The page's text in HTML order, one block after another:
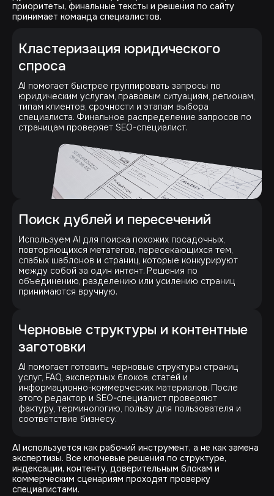
приоритеты, финальные тексты и решения по сайту
принимает команда специалистов.
Кластеризация юридического
спроса
AI помогает быстрее группировать запросы по
юридическим услугам, правовым ситуациям, регионам,
типам клиентов, срочности и этапам выбора
специалиста. Финальное распределение запросов по
страницам проверяет SEO-специалист.
Поиск дублей и пересечений
Используем AI для поиска похожих посадочных,
повторяющихся метатегов, пересекающихся тем,
слабых шаблонов и страниц, которые конкурируют
между собой за один интент. Решения по
объединению, разделению или усилению страниц
принимаются вручную.
Черновые структуры и контентные
заготовки
AI помогает готовить черновые структуры страниц
услуг, FAQ, экспертных блоков, статей и
информационно-коммерческих материалов. После
этого редактор и SEO-специалист проверяют
фактуру, терминологию, пользу для пользователя и
соответствие бизнесу.
AI используется как рабочий инструмент, а не как замена
экспертизы. Все ключевые решения по структуре,
индексации, контенту, доверительным блокам и
коммерческим сценариям проходят проверку
специалистами.